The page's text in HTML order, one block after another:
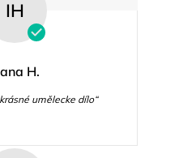
IH
H.
umělecke dílo“